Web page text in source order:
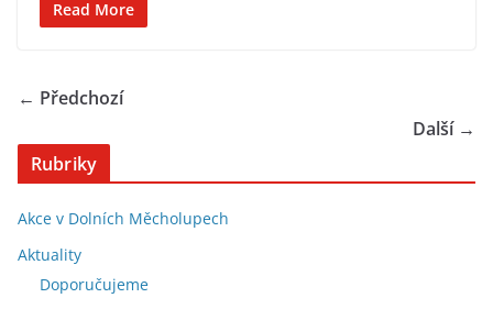
Read More
← Předchozí
Další →
Rubriky
Akce v Dolních Měcholupech
Aktuality
Doporučujeme